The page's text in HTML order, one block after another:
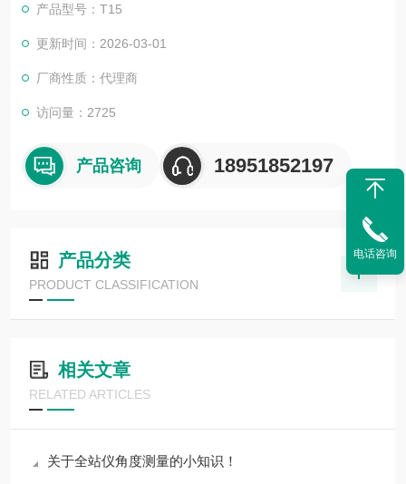
产品型号：T15
更新时间：2026-03-01
厂商性质：代理商
访问量：2725
产品咨询 18951852197
产品分类
PRODUCT CLASSIFICATION
相关文章
RELATED ARTICLES
关于全站仪角度测量的小知识！
电话咨询